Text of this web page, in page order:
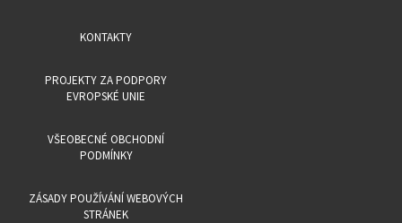
KONTAKTY
PROJEKTY ZA PODPORY
EVROPSKÉ UNIE
VŠEOBECNÉ OBCHODNÍ
PODMÍNKY
ZÁSADY POUŽÍVÁNÍ WEBOVÝCH
STRÁNEK